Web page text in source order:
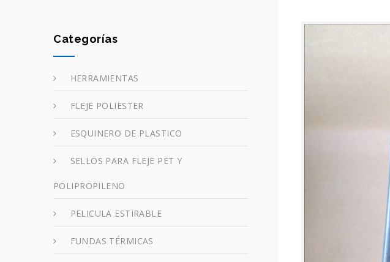
Categorías
HERRAMIENTAS
FLEJE POLIESTER
ESQUINERO DE PLASTICO
SELLOS PARA FLEJE PET Y
POLIPROPILENO
PELICULA ESTIRABLE
FUNDAS TÉRMICAS